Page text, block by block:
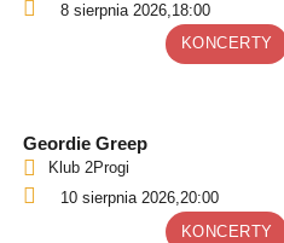
8 sierpnia 2026,18:00
KONCERTY
Geordie Greep
Klub 2Progi
10 sierpnia 2026,20:00
KONCERTY